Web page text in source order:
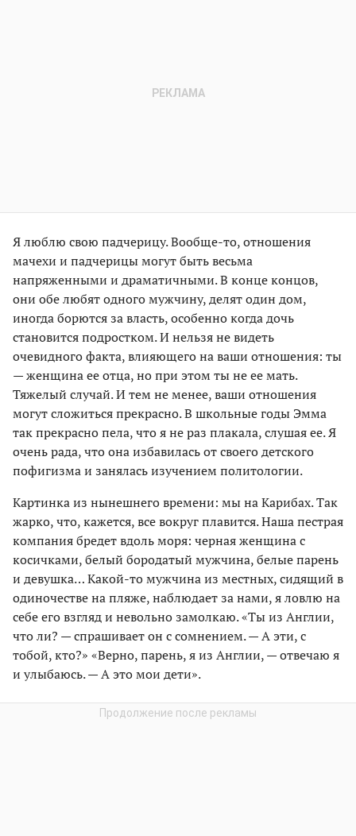
Я люблю свою падчерицу. Вообще-то, отношения
мачехи и падчерицы могут быть весьма
напряженными и драматичными. В конце концов,
они обе любят одного мужчину, делят один дом,
иногда борются за власть, особенно когда дочь
становится подростком. И нельзя не видеть
очевидного факта, влияющего на ваши отношения: ты
— женщина ее отца, но при этом ты не ее мать.
Тяжелый случай. И тем не менее, ваши отношения
могут сложиться прекрасно. В школьные годы Эмма
так прекрасно пела, что я не раз плакала, слушая ее. Я
очень рада, что она избавилась от своего детского
пофигизма и занялась изучением политологии.
Картинка из нынешнего времени: мы на Карибах. Так
жарко, что, кажется, все вокруг плавится. Наша пестрая
компания бредет вдоль моря: черная женщина с
косичками, белый бородатый мужчина, белые парень
и девушка… Какой-то мужчина из местных, сидящий в
одиночестве на пляже, наблюдает за нами, я ловлю на
себе его взгляд и невольно замолкаю. «Ты из Англии,
что ли? — спрашивает он с сомнением. — А эти, с
тобой, кто?» «Верно, парень, я из Англии, — отвечаю я
и улыбаюсь. — А это мои дети».